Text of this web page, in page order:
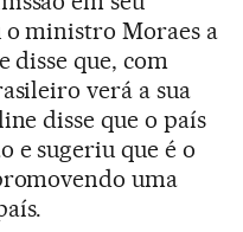
o ministro Moraes a
disse que, com
verá a sua
disse que o país
e sugeriu que é o
uma